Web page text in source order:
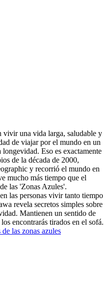
vivir una vida larga, saludable y
de viajar por el mundo en un
Eso es exactamente
de la década de 2000,
y recorrió el mundo en
mucho más tiempo que el
las 'Zonas Azules'.
las personas vivir tanto tiempo
revela secretos simples sobre
Mantienen un sentido de
encontrarás tirados en el sofá.
las zonas azules